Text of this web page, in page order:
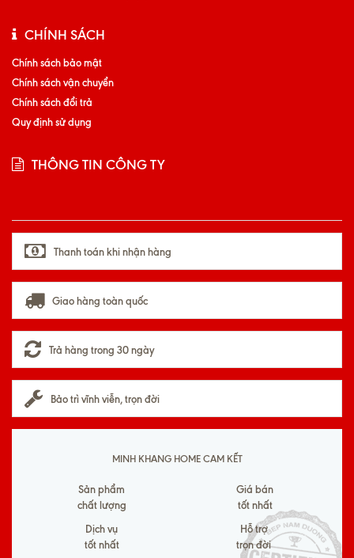
CHÍNH SÁCH
Chính sách bảo mật
Chính sách vận chuyển
Chính sách đổi trả
Quy định sử dụng
THÔNG TIN CÔNG TY
Thanh toán khi nhận hàng
Giao hàng toàn quốc
Trả hàng trong 30 ngày
Bảo trì vĩnh viễn, trọn đời
MINH KHANG HOME CAM KẾT
Sản phẩm
chất lượng
Giá bán
tốt nhất
Dịch vụ
tốt nhất
Hỗ trợ
trọn đời